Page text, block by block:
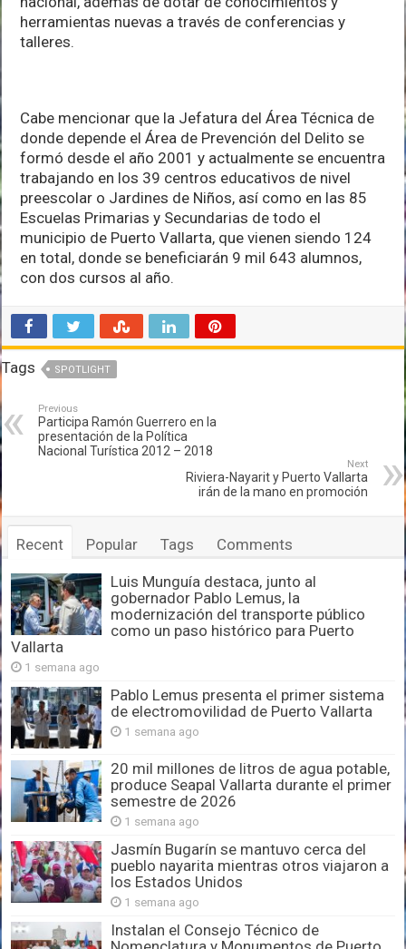
herramientas nuevas a través de conferencias y
talleres.
Cabe mencionar que la Jefatura del Área Técnica de
donde depende el Área de Prevención del Delito se
formó desde el año 2001 y actualmente se encuentra
trabajando en los 39 centros educativos de nivel
preescolar o Jardines de Niños, así como en las 85
Escuelas Primarias y Secundarias de todo el
municipio de Puerto Vallarta, que vienen siendo 124
en total, donde se beneficiarán 9 mil 643 alumnos,
con dos cursos al año.
Tags SPOTLIGHT
Previous
Participa Ramón Guerrero en la
presentación de la Política
Nacional Turística 2012 – 2018
Next
Riviera-Nayarit y Puerto Vallarta
irán de la mano en promoción
Recent Popular Tags Comments
Luis Munguía destaca, junto al
gobernador Pablo Lemus, la
modernización del transporte público
como un paso histórico para Puerto
Vallarta
1 semana ago
Pablo Lemus presenta el primer sistema
de electromovilidad de Puerto Vallarta
1 semana ago
20 mil millones de litros de agua potable,
produce Seapal Vallarta durante el primer
semestre de 2026
1 semana ago
Jasmín Bugarín se mantuvo cerca del
pueblo nayarita mientras otros viajaron a
los Estados Unidos
1 semana ago
Instalan el Consejo Técnico de